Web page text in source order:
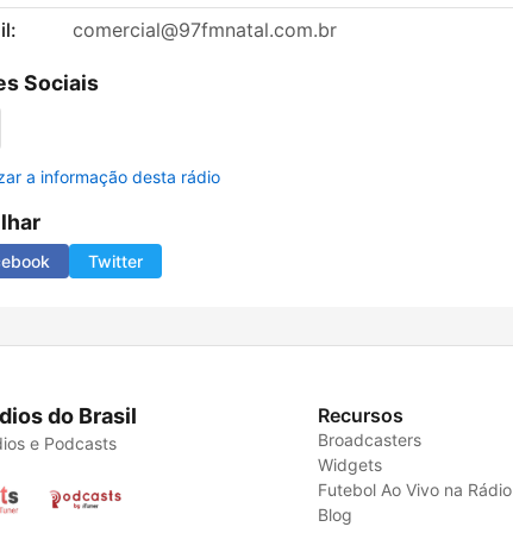
comercial@97fmnatal.com.br
Sociais
a informação desta rádio
Twitter
do Brasil
e Podcasts
Recursos
Broadcasters
Widgets
Futebol Ao Vivo na Rádio
Blog